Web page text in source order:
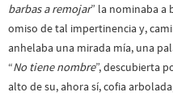
barbas a remojar” la nominaba a
omiso de tal impertinencia y,
anhelaba una mirada mía, una
“No tiene nombre”, descubierta
alto de su, ahora sí, cofia